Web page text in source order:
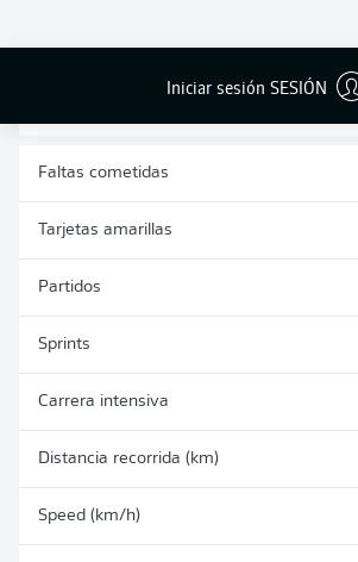
Iniciar sesión SESIÓN
DIVIDIDOS
0
AÉREOS
0
Faltas cometidas
Tarjetas amarillas
Partidos
Sprints
Carrera intensiva
Distancia recorrida (km)
Speed (km/h)